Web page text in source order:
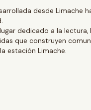
desde
dedicado a la
que construyen
estación Limache.